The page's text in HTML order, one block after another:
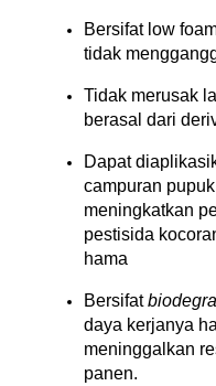
Bersifat low
tidak
Tidak merusak
berasal dari
Dapat
campuran
meningkatkan
pestisida
hama
Bersifat
daya kerjanya
meninggalkan
panen.